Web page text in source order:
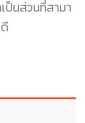
ป็นส่วนที่สามา